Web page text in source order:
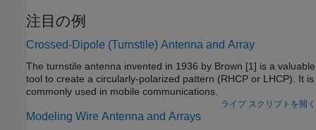
注目の例
Crossed-Dipole (Turnstile) Antenna and Array
The turnstile antenna invented in 1936 by Brown [1] is a valuable
tool to create a circularly-polarized pattern (RHCP or LHCP). It is
commonly used in mobile communications.
ライブ スクリプトを開く
Modeling Wire Antenna and Arrays